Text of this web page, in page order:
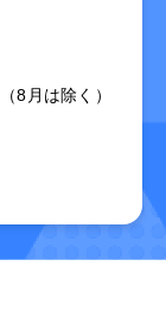
8月は除く）